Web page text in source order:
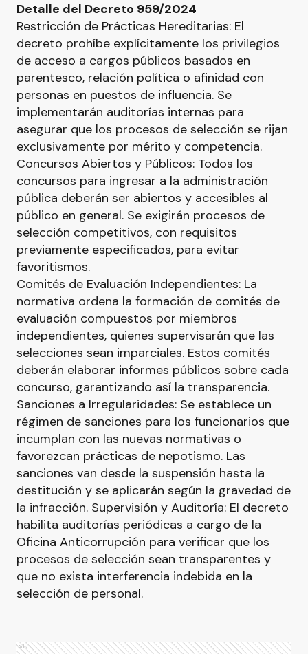
Detalle del Decreto 959/2024
Restricción de Prácticas Hereditarias: El
decreto prohíbe explícitamente los privilegios
de acceso a cargos públicos basados en
parentesco, relación política o afinidad con
personas en puestos de influencia. Se
implementarán auditorías internas para
asegurar que los procesos de selección se rijan
exclusivamente por mérito y competencia.
Concursos Abiertos y Públicos: Todos los
concursos para ingresar a la administración
pública deberán ser abiertos y accesibles al
público en general. Se exigirán procesos de
selección competitivos, con requisitos
previamente especificados, para evitar
favoritismos.
Comités de Evaluación Independientes: La
normativa ordena la formación de comités de
evaluación compuestos por miembros
independientes, quienes supervisarán que las
selecciones sean imparciales. Estos comités
deberán elaborar informes públicos sobre cada
concurso, garantizando así la transparencia.
Sanciones a Irregularidades: Se establece un
régimen de sanciones para los funcionarios que
incumplan con las nuevas normativas o
favorezcan prácticas de nepotismo. Las
sanciones van desde la suspensión hasta la
destitución y se aplicarán según la gravedad de
la infracción. Supervisión y Auditoría: El decreto
habilita auditorías periódicas a cargo de la
Oficina Anticorrupción para verificar que los
procesos de selección sean transparentes y
que no exista interferencia indebida en la
selección de personal.
Ads